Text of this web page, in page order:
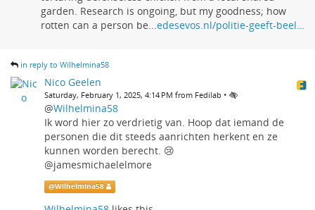
garden. Research is ongoing, but my goodness; how
rotten can a person be...edesevos.nl/politie-geeft-beel…
in reply to Wilhelmina58
Nico Geelen
Saturday, February 1, 2025, 4:14 PM from Fedilab •
@Wilhelmina58
Ik word hier zo verdrietig van. Hoop dat iemand de
personen die dit steeds aanrichten herkent en ze
kunnen worden berecht. 😢
@jamesmichaelelmore
@Wilhelmina58